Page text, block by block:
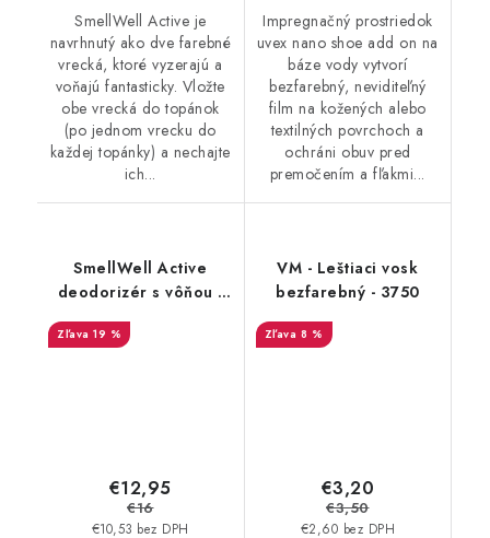
SmellWell Active je
navrhnutý ako dve farebné
vrecká, ktoré vyzerajú a
voňajú fantasticky. Vložte
obe vrecká do topánok
(po jednom vrecku do
každej topánky) a nechajte
ich...
Impregnačný prostriedok
uvex nano shoe add on na
báze vody vytvorí
bezfarebný, neviditeľný
film na kožených alebo
textilných povrchoch a
ochráni obuv pred
premočením a fľakmi...
SmellWell Active
deodorizér s vôňou -
Tropical Blue
19 %
€10,53 bez DPH
€12,95
€16
VM - Leštiaci vosk
bezfarebný - 3750
8 %
€2,60 bez DPH
€3,20
€3,50